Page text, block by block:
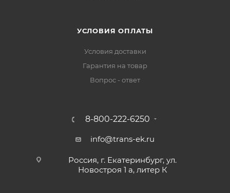
УСЛОВИЯ ОПЛАТЫ
Условия доставки
Гарантия на товар
Вопрос - ответ
8-800-222-6250
info@trans-ek.ru
Россия, г. Екатеринбург, ул.
Новостроя 1 а, литер К